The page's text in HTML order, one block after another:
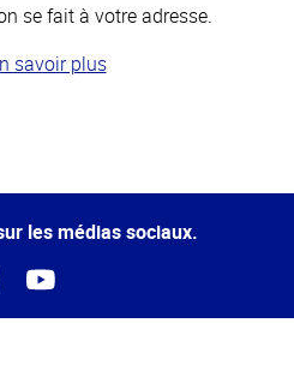
se fait à votre adresse.
savoir plus
les médias sociaux.